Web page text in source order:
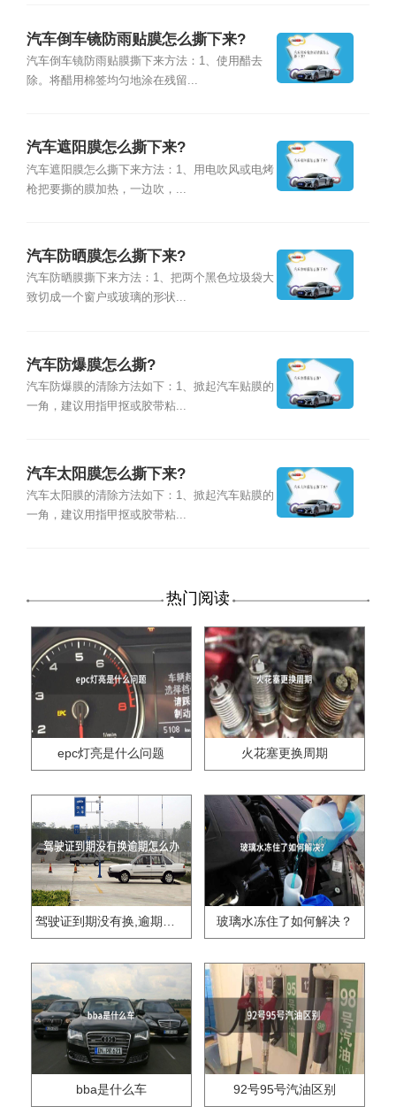
汽车倒车镜防雨贴膜怎么撕下来?
汽车倒车镜防雨贴膜撕下来方法：1、使用醋去
除。将醋用棉签均匀地涂在残留...
汽车遮阳膜怎么撕下来?
汽车遮阳膜怎么撕下来方法：1、用电吹风或电烤
枪把要撕的膜加热，一边吹，...
汽车防晒膜怎么撕下来?
汽车防晒膜撕下来方法：1、把两个黑色垃圾袋大
致切成一个窗户或玻璃的形状...
汽车防爆膜怎么撕?
汽车防爆膜的清除方法如下：1、掀起汽车贴膜的
一角，建议用指甲抠或胶带粘...
汽车太阳膜怎么撕下来?
汽车太阳膜的清除方法如下：1、掀起汽车贴膜的
一角，建议用指甲抠或胶带粘...
热门阅读
epc灯亮是什么问题 火花塞更换周期
驾驶证到期没有换,逾期怎么办?? 玻璃水冻住了如何解决？
bba是什么车 92号95号汽油区别